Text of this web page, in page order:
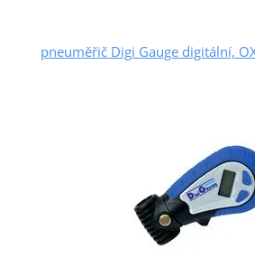
pneuměřič Digi Gauge digitální,